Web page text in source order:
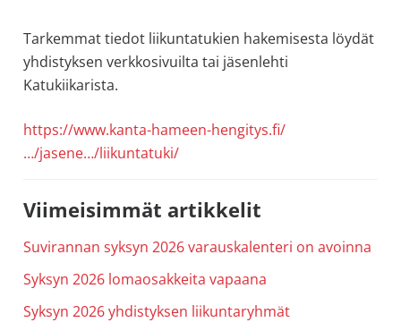
K-
H
Hengitys
Tarkemmat tiedot liikuntatukien hakemisesta löydät
yhdistyksen verkkosivuilta tai jäsenlehti
Katukiikarista.
https://www.kanta-hameen-hengitys.fi/
…/jasene…/liikuntatuki/
Ensisijainen
sivupalkki
Viimeisimmät artikkelit
Suvirannan syksyn 2026 varauskalenteri on avoinna
Syksyn 2026 lomaosakkeita vapaana
Syksyn 2026 yhdistyksen liikuntaryhmät